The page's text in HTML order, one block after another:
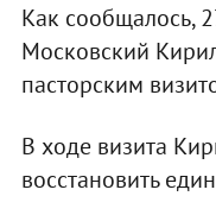
Как сообщалось,
Московский
пасторским
В ходе визита
восстановить